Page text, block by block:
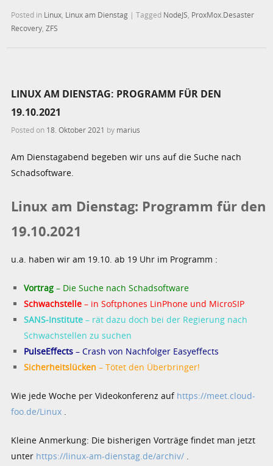
Posted in Linux, Linux am Dienstag |Tagged NodeJS, ProxMox.Desaster
Recovery,ZFS
LINUX AM DIENSTAG: PROGRAMM FÜR DEN
19.10.2021
Posted on 18. Oktober 2021 by marius
Am Dienstagabend begeben wir uns auf die Suche nach
Schadsoftware.
Linux am Dienstag: Programm für den
19.10.2021
u.a. haben wir am 19.10. ab 19 Uhr im Programm :
Vortrag – Die Suche nach Schadsoftware
Schwachstelle – in Softphones LinPhone und MicroSIP
SANS-Institute – rät dazu doch bei der Regierung nach
Schwachstellen zu suchen
PulseEffects – Crash von Nachfolger Easyeffects
Sicherheitslücken – Tötet den Überbringer!
Wie jede Woche per Videokonferenz auf https://meet.cloud-
foo.de/Linux .
Kleine Anmerkung: Die bisherigen Vorträge findet man jetzt
unter https://linux-am-dienstag.de/archiv/ .